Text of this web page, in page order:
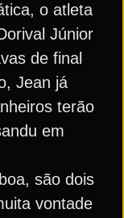
o atleta
Júnior
de final
Jean já
terão
em
são dois
vontade